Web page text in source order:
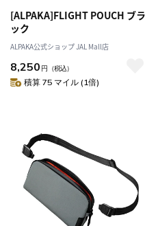
[ALPAKA]FLIGHT POUCH ブラ
ック
ALPAKA公式ショップ JAL Mall店
8,250 円 （税込）
積算 75 マイル (1倍)